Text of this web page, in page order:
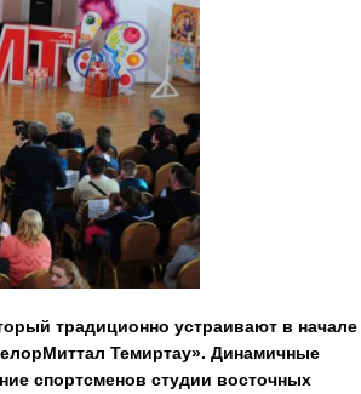
традиционно устраивают в начале
Темиртау». Динамичные
спортсменов студии восточных